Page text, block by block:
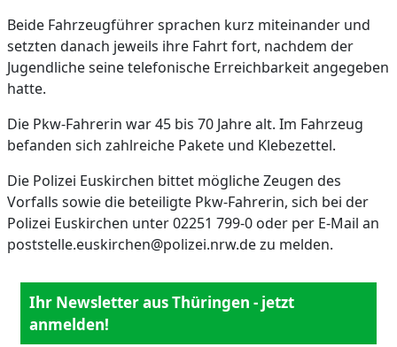
Beide Fahrzeugführer sprachen kurz miteinander und
setzten danach jeweils ihre Fahrt fort, nachdem der
Jugendliche seine telefonische Erreichbarkeit angegeben
hatte.
Die Pkw-Fahrerin war 45 bis 70 Jahre alt. Im Fahrzeug
befanden sich zahlreiche Pakete und Klebezettel.
Die Polizei Euskirchen bittet mögliche Zeugen des
Vorfalls sowie die beteiligte Pkw-Fahrerin, sich bei der
Polizei Euskirchen unter 02251 799-0 oder per E-Mail an
poststelle.euskirchen@polizei.nrw.de zu melden.
Ihr Newsletter aus Thüringen - jetzt
anmelden!